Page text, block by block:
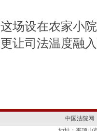
这场设在农家小
更让司法温度融
中国法院网